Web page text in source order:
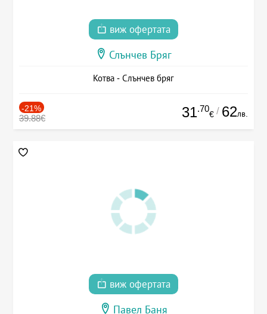
виж офертата
Слънчев Бряг
Котва - Слънчев бряг
-21%
39.88€ 31.70
€ / 62лв.
виж офертата
Павел Баня